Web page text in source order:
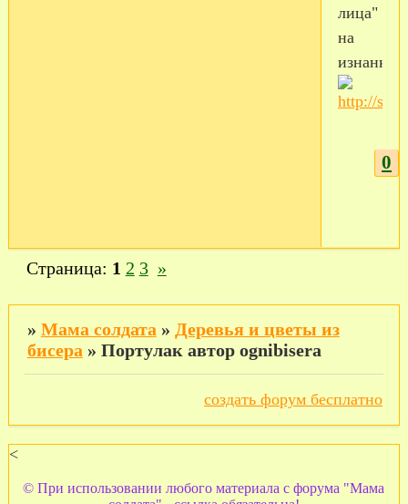
лица"
на
изнанку)
0
Страница: 1 2 3 »
» Мама солдата » Деревья и цветы из
бисера » Портулак автор ognibisera
создать форум бесплатно
<
© При использовании любого материала с форума "Мама